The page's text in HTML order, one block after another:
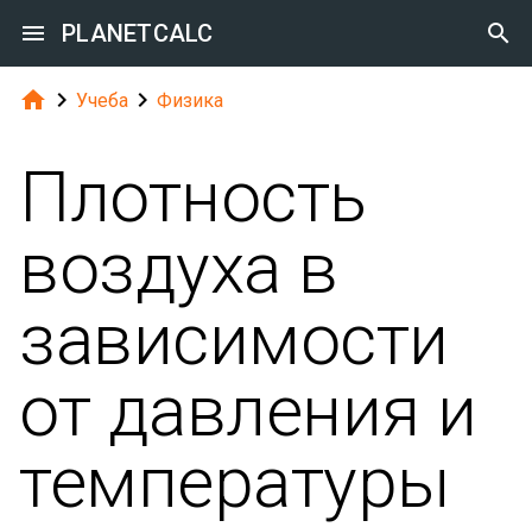
 PLANETCALC 
  Учеба  Физика
Плотность
воздуха в
зависимости
от давления и
температуры